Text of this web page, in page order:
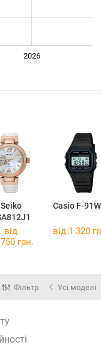
2026
Seiko
Casio F-
від
грн.
від 1 320
Фільтр Усі моделі